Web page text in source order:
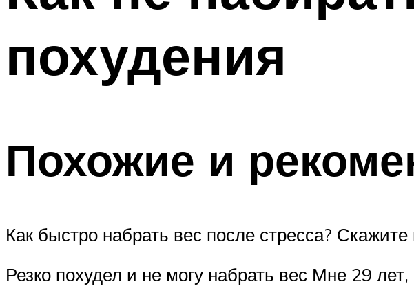
МЕНЮ
похудения
Похожие и
Как быстро набрать вес после стресса?
Резко похудел и не могу набрать вес Мне 29